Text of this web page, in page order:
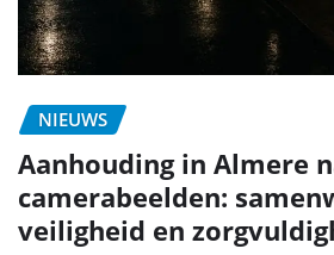
NIEUWS
Aanhouding in Almere
camerabeelden:
veiligheid en